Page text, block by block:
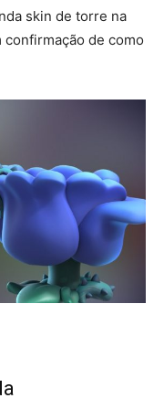
skin de torre na
confirmação de como